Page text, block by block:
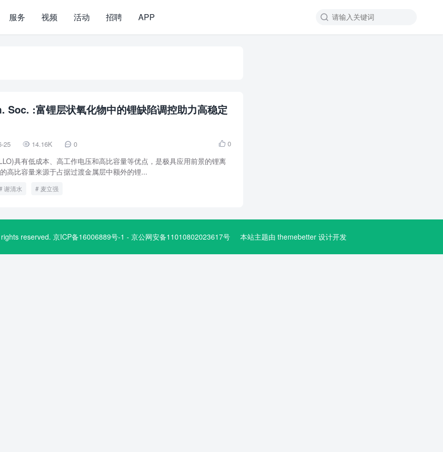

服务 视频 活动 招聘 APP
Soc. :富锂层状氧化物中的锂缺陷调控助力高稳定
25  14.16K  0  0
具有低成本、高工作电压和高比容量等优点，是极具应用前景的锂离
高比容量来源于占据过渡金属层中额外的锂...
谢清水 麦立强
reserved. 京ICP备16006889号-1 - 京公网安备11010802023617号 本站主题由 themebetter 设计开发